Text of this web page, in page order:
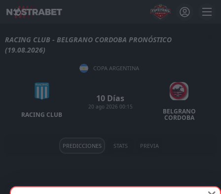
RACING CLUB - BELGRANO CORDOBA PRONÓSTICO
(19.08.2026)
COPA ARGENTINA
RACING CLUB
10 Días
20 ago 2026 00:15
BELGRANO
CORDOBA
PREDICCIONES STATS PREVIA